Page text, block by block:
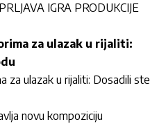
IGRA PRODUKCIJE
za ulazak u rijaliti:
za ulazak u rijaliti: Dosadili ste
novu kompoziciju